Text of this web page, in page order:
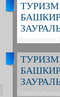
ВБашкирском